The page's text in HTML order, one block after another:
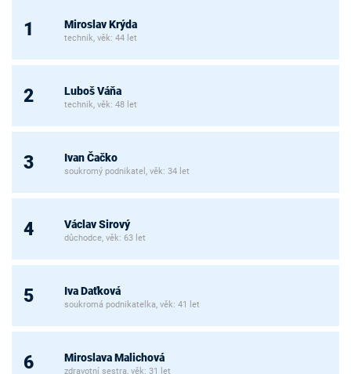
1 Miroslav Krýda
technik, věk: 44 let
2 Luboš Váňa
technik, věk: 48 let
3 Ivan Čačko
soukromý podnikatel, věk: 34 let
4 Václav Sirový
důchodce, věk: 63 let
5 Iva Daťková
soukromá podnikatelka, věk: 41 let
6 Miroslava Malichová
zdravotní sestra, věk: 31 let